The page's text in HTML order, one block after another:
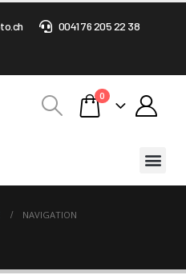
0041 76 205 22 38
0
NAVIGATION